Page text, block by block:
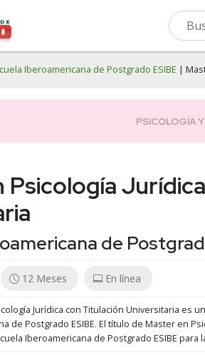
Iberoamericana de Postgrado ESIBE |
Psicología
de
12 Meses En línea
Jurídica con Titulación Universitaria es
de Postgrado ESIBE. El título de Master en
Iberoamericana de Postgrado ESIBE para